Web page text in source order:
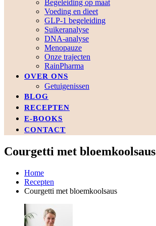
Begeleiding op maat
Voeding en dieet
GLP-1 begeleiding
Suikeranalyse
DNA-analyse
Menopauze
Onze trajecten
RainPharma
OVER ONS
Getuigenissen
BLOG
RECEPTEN
E-BOOKS
CONTACT
Courgetti met bloemkoolsaus
Home
Recepten
Courgetti met bloemkoolsaus